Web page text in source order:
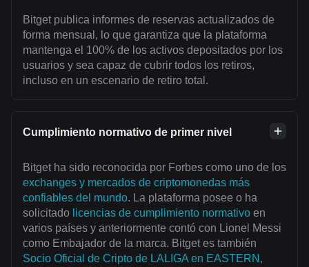
Bitget publica informes de reservas actualizados de
forma mensual, lo que garantiza que la plataforma
mantenga el 100% de los activos depositados por los
usuarios y sea capaz de cubrir todos los retiros,
incluso en un escenario de retiro total.
Cumplimiento normativo de primer nivel
Bitget ha sido reconocida por Forbes como uno de los
exchanges y mercados de criptomonedas más
confiables del mundo. La plataforma posee o ha
solicitado licencias de cumplimiento normativo en
varios países y anteriormente contó con Lionel Messi
como Embajador de la marca. Bitget es también
Socio Oficial de Cripto de LALIGA en EASTERN,